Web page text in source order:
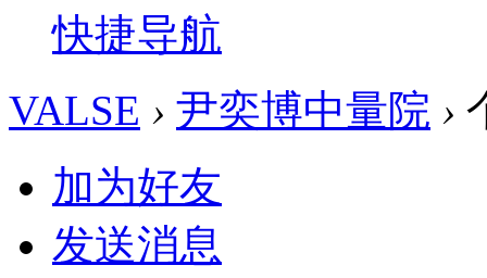
快捷导航
VALSE › 尹奕博中量院 ›
加为好友
发送消息